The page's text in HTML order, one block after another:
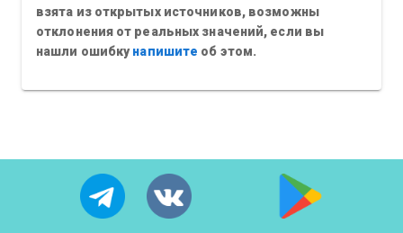
взята из открытых источников, возможны
отклонения от реальных значений, если вы
нашли ошибкунапишите об этом.